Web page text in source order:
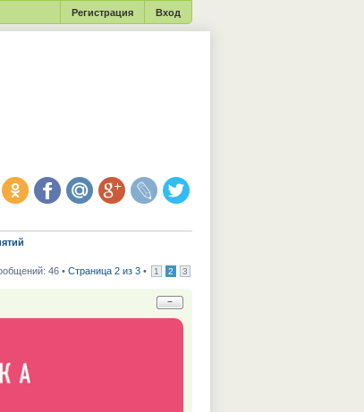
Вход
Регистрация
46 • Страница 2 из 3 • 1 2 3
−